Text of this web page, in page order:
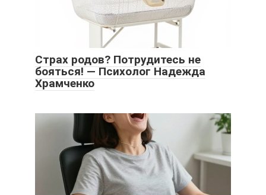
Страх родов? Потрудитесь не
бояться! — Психолог Надежда
Храмченко